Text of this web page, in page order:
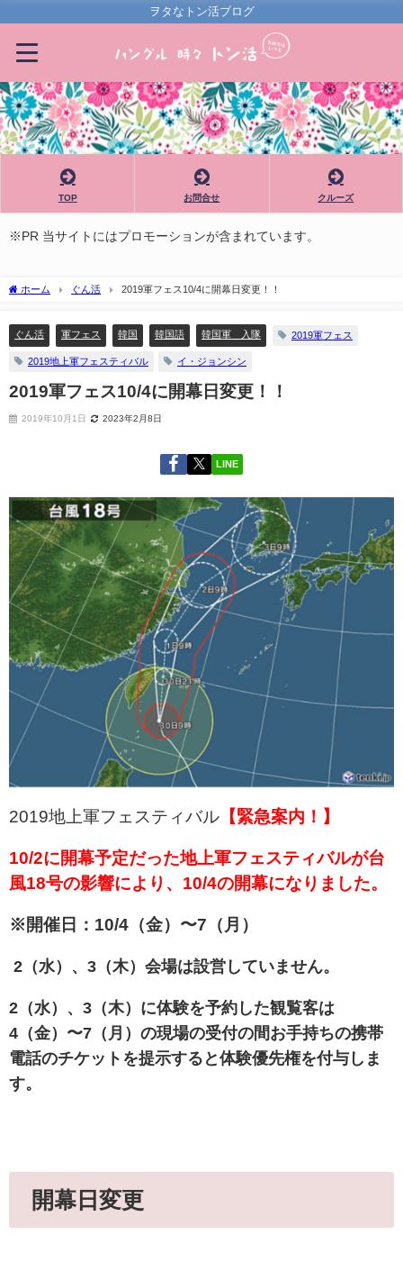
ヲタなトン活ブログ
TOP お問合せ クルーズ
※PR 当サイトにはプロモーションが含まれています。
ホーム ぐん活 2019軍フェス10/4に開幕日変更！！
ぐん活 軍フェス 韓国 韓国語 韓国軍 入隊 2019軍フェス
2019地上軍フェスティバル イ・ジョンシン
2019軍フェス10/4に開幕日変更！！
2019年10月1日 2023年2月8日
LINE
2019地上軍フェスティバル 【緊急案内！】
10/2に開幕予定だった地上軍フェスティバルが台
風18号の影響により、10/4の開幕になりました。
※開催日：10/4（金）〜7（月）
2（水）、3（木）会場は設営していません。
2（水）、3（木）に体験を予約した観覧客は
4（金）〜7（月）の現場の受付の間お手持ちの携帯
電話のチケットを提示すると体験優先権を付与しま
す。
開幕日変更